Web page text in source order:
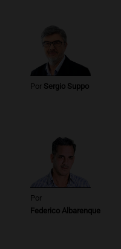
Por Sergio Suppo
Por
Federico Albarenque